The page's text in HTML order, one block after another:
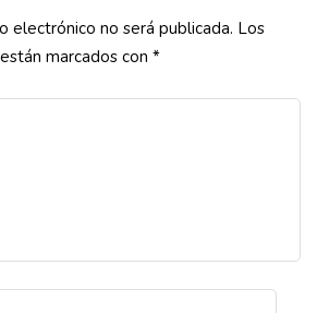
electrónico no será publicada. Los
marcados con *